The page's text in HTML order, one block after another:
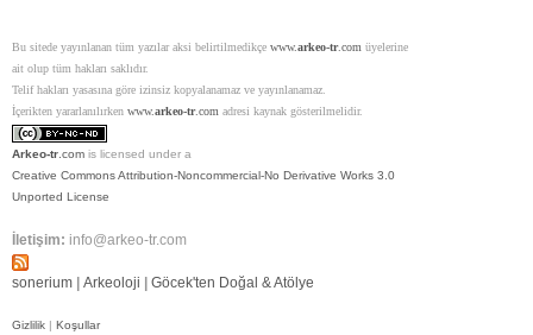
Bu sitede yayınlanan tüm yazılar aksi belirtilmedikçe www.arkeo-tr.com üyelerine
ait olup tüm hakları saklıdır.
Telif hakları yasasına göre izinsiz kopyalanamaz ve yayınlanamaz.
İçerikten yararlanılırken www.arkeo-tr.com adresi kaynak gösterilmelidir.
Arkeo-tr .com is licensed under a
Creative Commons Attribution-Noncommercial-No Derivative Works 3.0
Unported License
İletişim: info@arkeo-tr.com
sonerium Arkeoloji Göcek'ten Doğal & Atölye
Gizlilik | Koşullar